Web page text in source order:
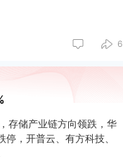
6
存储产业链方向领跌，华
，开普云、有方科技、